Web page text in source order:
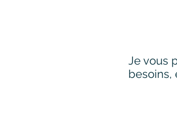
Je vous
besoins,